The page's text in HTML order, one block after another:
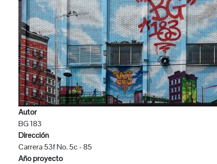
Autor
BG 183
Dirección
Carrera 53f No. 5c - 85
Año proyecto